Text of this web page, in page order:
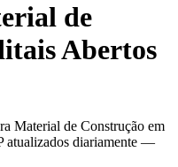
de
Abertos
Material de Construção em
atualizados diariamente —